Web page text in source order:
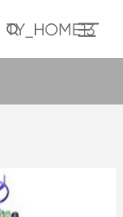
TY_HOME13